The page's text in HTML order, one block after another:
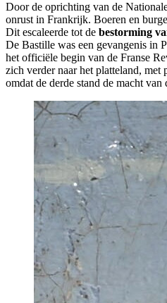
Door de oprichting van de
onrust in Frankrijk. Boeren en
Dit escaleerde tot de bestorming
De Bastille was een gevangenis in
het officiële begin van de Franse
zich verder naar het platteland, met
omdat de derde stand de macht